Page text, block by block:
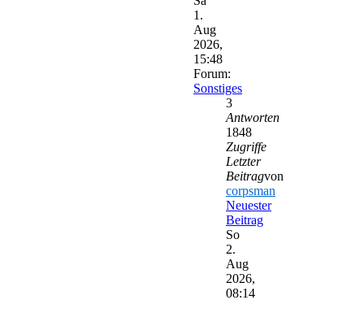
1.
Aug
2026,
15:48
Forum:
Sonstiges
3
Antworten
1848
Zugriffe
Letzter
Beitragvon
corpsman
Neuester
Beitrag
So
2.
Aug
2026,
08:14